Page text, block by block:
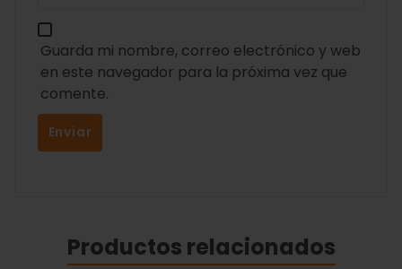
Guarda mi nombre, correo electrónico y web
en este navegador para la próxima vez que
comente.
Productos relacionados